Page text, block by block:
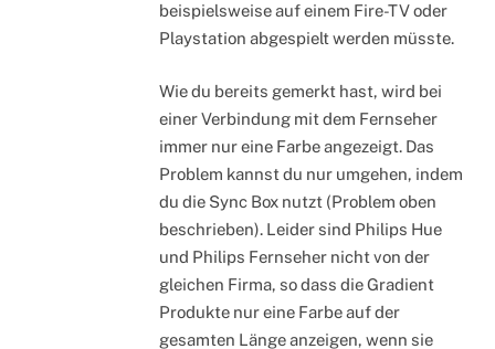
beispielsweise auf einem Fire-TV oder
Playstation abgespielt werden müsste.
Wie du bereits gemerkt hast, wird bei
einer Verbindung mit dem Fernseher
immer nur eine Farbe angezeigt. Das
Problem kannst du nur umgehen, indem
du die Sync Box nutzt (Problem oben
beschrieben). Leider sind Philips Hue
und Philips Fernseher nicht von der
gleichen Firma, so dass die Gradient
Produkte nur eine Farbe auf der
gesamten Länge anzeigen, wenn sie